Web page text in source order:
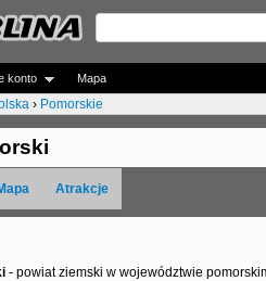
konto Mapa
› Pomorskie
Atrakcje
- powiat ziemski w województwie